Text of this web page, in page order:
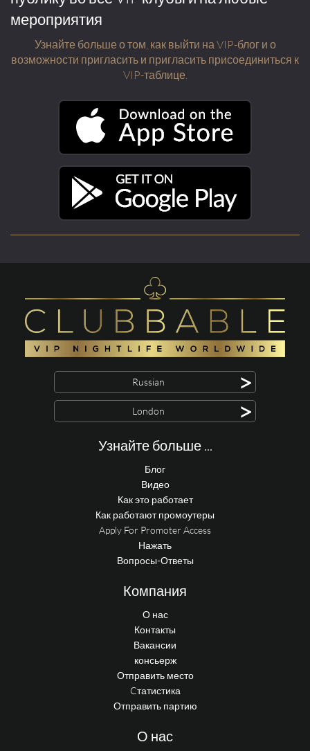
мероприятия
Узнайте больше о том, как выйти на VIP-блог и о
возможности пригласить и пригласить присоединиться к
VIP-таблице.
Russian >
London >
Узнайте больше ...
Блог
Видео
Как это работает
Как работают промоутеры
Apply For Promoter Access
Нажать
Вопросы-Ответы
Компания
О нас
Контакты
Вакансии
консьерж
Отправить место
Cтатистика
Отправить партию
О нас